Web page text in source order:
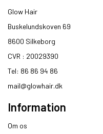
Glow Hair
Buskelundskoven 69
8600 Silkeborg​
CVR : 20029390​
Tel: 86 86 94 86
mail@glowhair.dk
Information
Om os